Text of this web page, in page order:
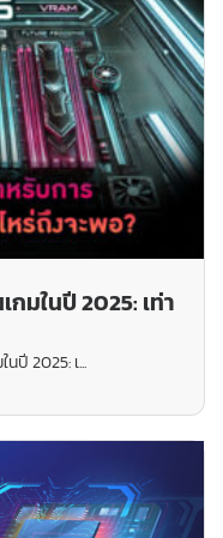
กมในปี 2025: เท่า
ปี 2025: เ...